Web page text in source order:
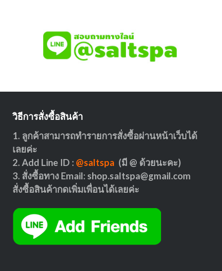
วิธีการสั่งซื้อสินค้า
1. ลูกค้าสามารถทำรายการสั่งซื้อผ่านหน้าเว็บได้
เลยค่ะ
2. Add Line ID : @saltspa (มี @ ด้วยนะคะ)
3. สั่งซื้อทาง Email: shop.saltspa@gmail.com
สั่งซื้อสินค้ากดเพิ่มเพื่อนได้เลยค่ะ